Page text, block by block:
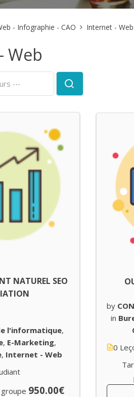
- Infographie - CAO Internet - Web
Web
NATUREL SEO
l'informatique,
, E-Marketing,
, Internet - Web
950.00€
by
in
0